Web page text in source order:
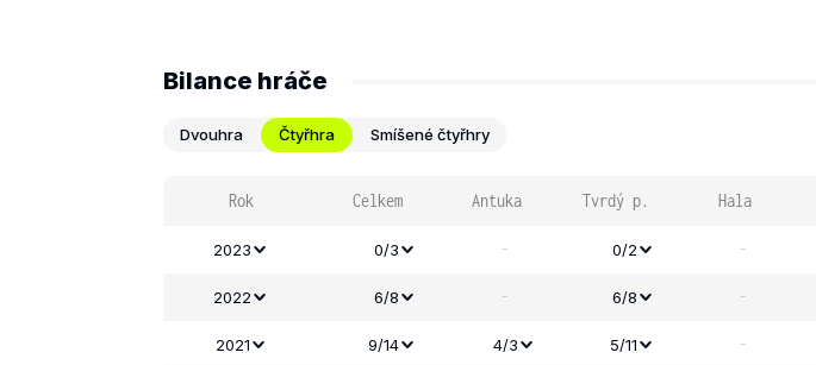
Bilance hráče
Dvouhra Čtyřhra Smíšené čtyřhry
Rok Celkem Antuka Tvrdý p. Hala
2023 0/3 - 0/2 -
2022 6/8 - 6/8 -
2021 9/14 4/3 5/11 -